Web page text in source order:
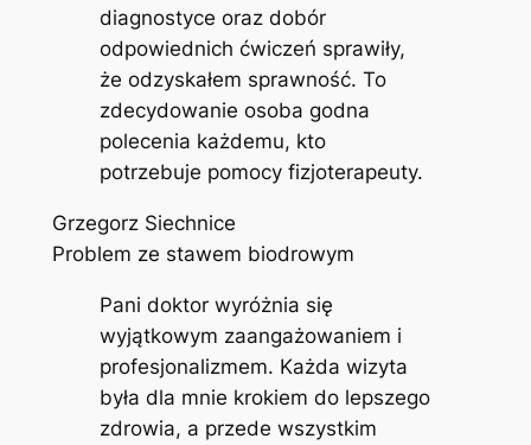
diagnostyce oraz dobór
odpowiednich ćwiczeń sprawiły,
że odzyskałem sprawność. To
zdecydowanie osoba godna
polecenia każdemu, kto
potrzebuje pomocy fizjoterapeuty.
Grzegorz Siechnice
Problem ze stawem biodrowym
Pani doktor wyróżnia się
wyjątkowym zaangażowaniem i
profesjonalizmem. Każda wizyta
była dla mnie krokiem do lepszego
zdrowia, a przede wszystkim